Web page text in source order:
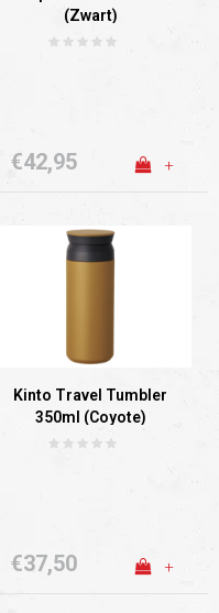
(Zwart)
€42,95 +
Kinto Travel Tumbler
350ml (Coyote)
€37,50 +